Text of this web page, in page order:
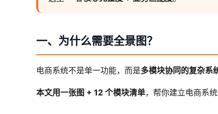
一、为什么需要全景图？
电商系统不是单一功能，而是多模块协同的复杂系
本文用一张图 + 12 个模块清单，帮你建立电商系统